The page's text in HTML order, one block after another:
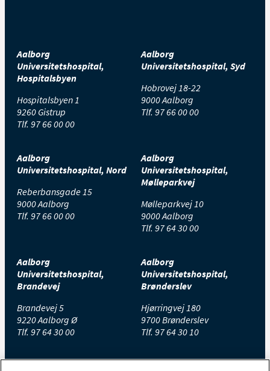
Aalborg
Universitetshospital,
Hospitalsbyen
Hospitalsbyen 1
9260 Gistrup
Tlf. 97 66 00 00
Aalborg
Universitetshospital, Syd
Hobrovej 18-22
9000 Aalborg
Tlf. 97 66 00 00
Aalborg
Universitetshospital, Nord
Reberbansgade 15
9000 Aalborg
Tlf. 97 66 00 00
Aalborg
Universitetshospital,
Mølleparkvej
Mølleparkvej 10
9000 Aalborg
Tlf. 97 64 30 00
Aalborg
Universitetshospital,
Brandevej
Brandevej 5
9220 Aalborg Ø
Tlf. 97 64 30 00
Aalborg
Universitetshospital,
Brønderslev
Hjørringvej 180
9700 Brønderslev
Tlf. 97 64 30 10